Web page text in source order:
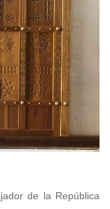
de la República